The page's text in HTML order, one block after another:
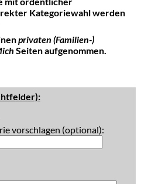
Kategoriewahl werden
privaten (Familien-)
Seiten aufgenommen.
vorschlagen (optional):